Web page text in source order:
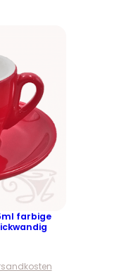
farbige